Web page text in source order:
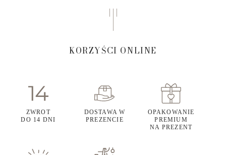
KORZYŚCI ONLINE
ZWROT
DO 14 DNI
DOSTAWA W
PREZENCIE
OPAKOWANIE
PREMIUM
NA PREZENT